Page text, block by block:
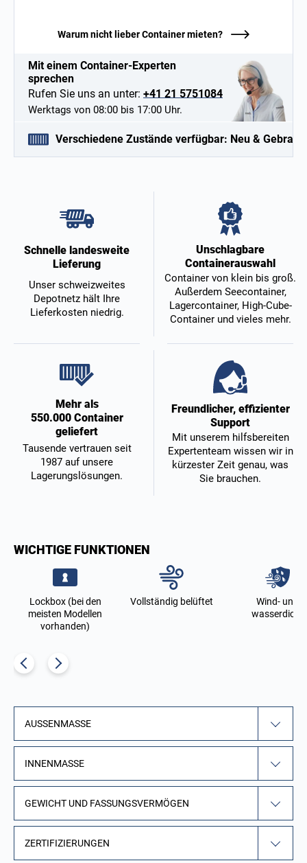
Warum nicht lieber Container mieten?
Mit einem Container-Experten
sprechen
Rufen Sie uns an unter: +41 21 5751084
Werktags von 08:00 bis 17:00 Uhr.
Verschiedene Zustände verfügbar: Neu &
Schnelle landesweite
Lieferung
Unser schweizweites
Depotnetz hält Ihre
Lieferkosten niedrig.
Unschlagbare
Containerauswahl
Container von klein bis groß.
Außerdem Seecontainer,
Lagercontainer, High-Cube-
Container und vieles mehr.
Mehr als
550.000 Container
geliefert
Tausende vertrauen seit
1987 auf unsere
Lagerungslösungen.
Freundlicher, effizienter
Support
Mit unserem hilfsbereiten
Expertenteam wissen wir in
kürzester Zeit genau, was
Sie brauchen.
WICHTIGE FUNKTIONEN
Lockbox (bei den
meisten Modellen
vorhanden)
Vollständig belüftet
Wind- und
wasserdicht
AUSSENMASSE
INNENMASSE
GEWICHT UND FASSUNGSVERMÖGEN
ZERTIFIZIERUNGEN